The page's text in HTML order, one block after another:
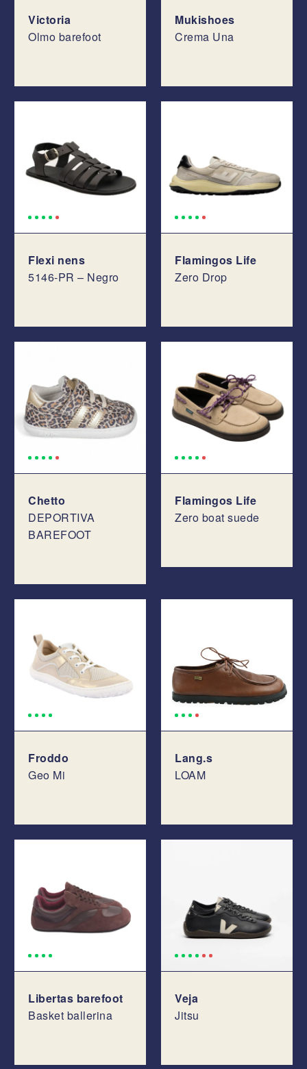
Victoria
Olmo barefoot
Mukishoes
Crema Una
Flexi nens
5146-PR – Negro
Flamingos Life
Zero Drop
Chetto
DEPORTIVA
BAREFOOT
Flamingos Life
Zero boat suede
Froddo
Geo Mi
Lang.s
LOAM
Libertas barefoot
Basket ballerina
Veja
Jitsu